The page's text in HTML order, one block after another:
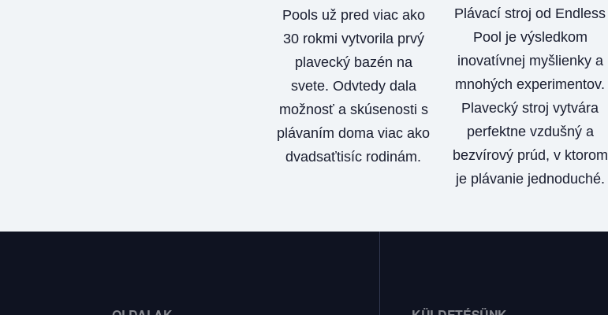
Pools už pred viac ako
30 rokmi vytvorila prvý
plavecký bazén na
svete. Odvtedy dala
možnosť a skúsenosti s
plávaním doma viac ako
dvadsaťtisíc rodinám.
Plávací stroj od Endless
Pool je výsledkom
inovatívnej myšlienky a
mnohých experimentov.
Plavecký stroj vytvára
perfektne vzdušný a
bezvírový prúd, v ktorom
je plávanie jednoduché.